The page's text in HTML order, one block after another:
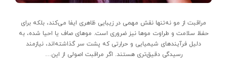
مراقبت از مو نه‌تنها نقش مهمی در زیبایی ظاهری ایفا می‌کند، بلکه برای
حفظ سلامت و طراوت موها نیز ضروری است. موهای صاف یا احیا شده، به
دلیل فرآیندهای شیمیایی و حرارتی که پشت سر گذاشته‌اند، نیازمند
رسیدگی دقیق‌تری هستند. اگر مراقبت اصولی از این…